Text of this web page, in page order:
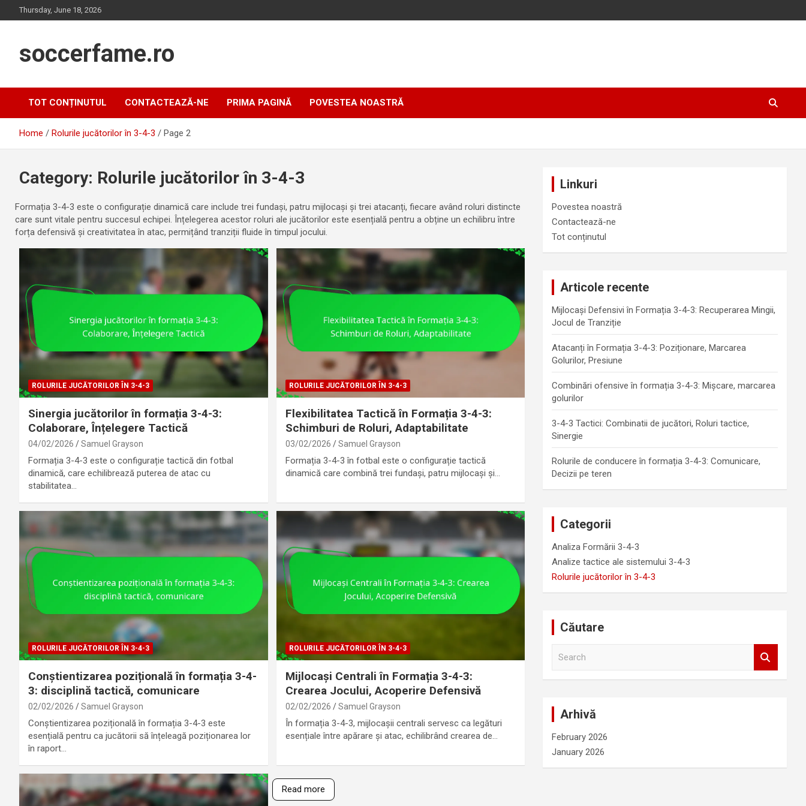
to
Thursday, June 18, 2026
soccerfame.ro
TOT CONȚINUTUL CONTACTEAZĂ-NE PRIMA PAGINĂ POVESTEA NOASTRĂ
Home Rolurile jucătorilor în 3-4-3 Page 2
Category: Rolurile jucătorilor în 3-4-3
Formația 3-4-3 este o configurație dinamică care include trei fundași, patru mijlocași și trei atacanți, fiecare având roluri distincte
care sunt vitale pentru succesul echipei. Înțelegerea acestor roluri ale jucătorilor este esențială pentru a obține un echilibru între
forța defensivă și creativitatea în atac, permițând tranziții fluide în timpul jocului.
ROLURILE JUCĂTORILOR ÎN 3-4-3
Sinergia jucătorilor în formația 3-4-3:
Colaborare, Înțelegere Tactică
04/02/2026 Samuel Grayson
Formația 3-4-3 este o configurație tactică din fotbal
dinamică, care echilibrează puterea de atac cu
stabilitatea…
ROLURILE JUCĂTORILOR ÎN 3-4-3
Flexibilitatea Tactică în Formația 3-4-3:
Schimburi de Roluri, Adaptabilitate
03/02/2026 Samuel Grayson
Formația 3-4-3 în fotbal este o configurație tactică
dinamică care combină trei fundași, patru mijlocași și…
ROLURILE JUCĂTORILOR ÎN 3-4-3
Conștientizarea pozițională în formația 3-4-
3: disciplină tactică, comunicare
02/02/2026 Samuel Grayson
Conștientizarea pozițională în formația 3-4-3 este
esențială pentru ca jucătorii să înțeleagă poziționarea lor
în raport…
ROLURILE JUCĂTORILOR ÎN 3-4-3
Mijlocași Centrali în Formația 3-4-3:
Crearea Jocului, Acoperire Defensivă
02/02/2026 Samuel Grayson
În formația 3-4-3, mijlocașii centrali servesc ca legături
esențiale între apărare și atac, echilibrând crearea de…
Read more
Linkuri
Povestea noastră
Contactează-ne
Tot conținutul
Articole recente
Mijlocași Defensivi în Formația 3-4-3: Recuperarea Mingii,
Jocul de Tranziție
Atacanți în Formația 3-4-3: Poziționare, Marcarea
Golurilor, Presiune
Combinări ofensive în formația 3-4-3: Mișcare, marcarea
golurilor
3-4-3 Tactici: Combinatii de jucători, Roluri tactice,
Sinergie
Rolurile de conducere în formația 3-4-3: Comunicare,
Decizii pe teren
Categorii
Analiza Formării 3-4-3
Analize tactice ale sistemului 3-4-3
Rolurile jucătorilor în 3-4-3
Căutare
Arhivă
February 2026
January 2026